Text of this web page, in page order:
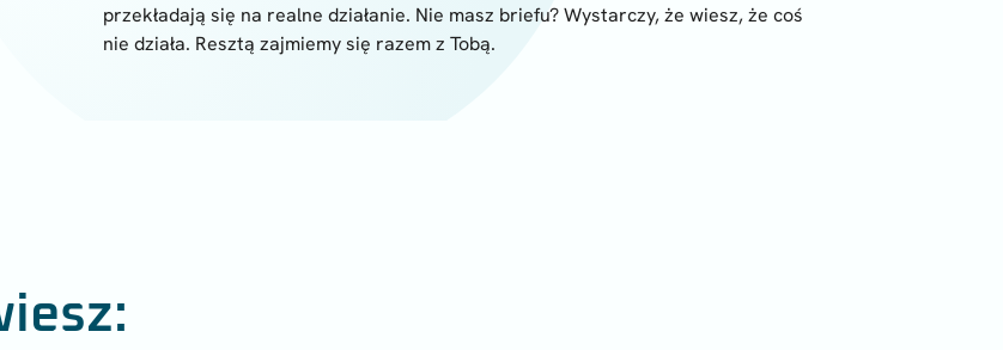
przekładają się na realne działanie. Nie masz briefu? Wystarczy, że wiesz, że coś
nie działa. Resztą zajmiemy się razem z Tobą.